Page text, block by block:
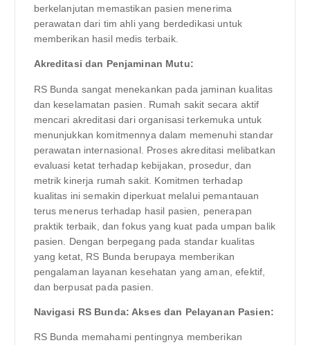
berkelanjutan memastikan pasien menerima
perawatan dari tim ahli yang berdedikasi untuk
memberikan hasil medis terbaik.
Akreditasi dan Penjaminan Mutu:
RS Bunda sangat menekankan pada jaminan kualitas
dan keselamatan pasien. Rumah sakit secara aktif
mencari akreditasi dari organisasi terkemuka untuk
menunjukkan komitmennya dalam memenuhi standar
perawatan internasional. Proses akreditasi melibatkan
evaluasi ketat terhadap kebijakan, prosedur, dan
metrik kinerja rumah sakit. Komitmen terhadap
kualitas ini semakin diperkuat melalui pemantauan
terus menerus terhadap hasil pasien, penerapan
praktik terbaik, dan fokus yang kuat pada umpan balik
pasien. Dengan berpegang pada standar kualitas
yang ketat, RS Bunda berupaya memberikan
pengalaman layanan kesehatan yang aman, efektif,
dan berpusat pada pasien.
Navigasi RS Bunda: Akses dan Pelayanan Pasien:
RS Bunda memahami pentingnya memberikan